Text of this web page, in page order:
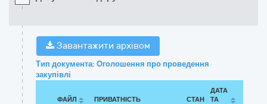
Завантажити архівом
Тип документа: Оголошення про проведення
закупівлі
ФАЙЛ ПРИВАТНІСТЬ СТАН
ДАТА
ТА